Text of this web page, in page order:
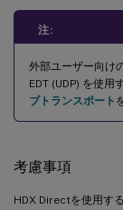
注:
外部ユーザー向け
EDT (UDP) を使用
ブトランスポート
考慮事項
HDX Directを使用す